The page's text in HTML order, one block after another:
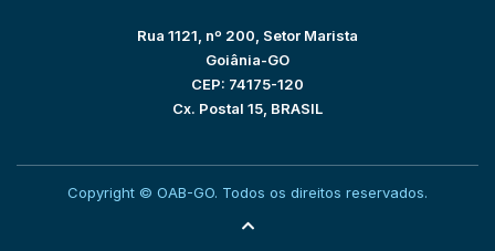
Rua 1121, nº 200, Setor Marista
Goiânia-GO
CEP: 74175-120
Cx. Postal 15, BRASIL
Copyright © OAB-GO. Todos os direitos reservados.